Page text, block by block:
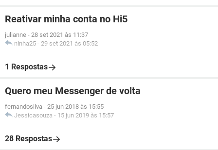
Reativar minha conta no Hi5
julianne - 28 set 2021 às 11:37
ninha25 - 29 set 2021 às 05:52
1 Respostas
Quero meu Messenger de volta
fernandosilva - 25 jun 2018 às 15:55
Jessicasouza - 15 jun 2019 às 15:57
28 Respostas